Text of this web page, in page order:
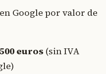
Google por valor de
500 euros (sin IVA